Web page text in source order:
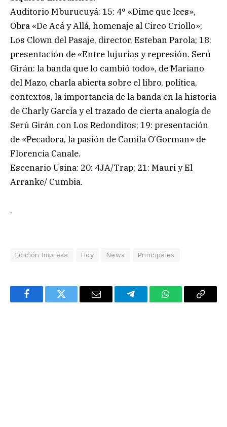
Auditorio Mburucuyá: 15: 4° «Dime que lees»,
Obra «De Acá y Allá, homenaje al Circo Criollo»;
Los Clown del Pasaje, director, Esteban Parola; 18:
presentación de «Entre lujurias y represión. Serú
Girán: la banda que lo cambió todo», de Mariano
del Mazo, charla abierta sobre el libro, política,
contextos, la importancia de la banda en la historia
de Charly García y el trazado de cierta analogía de
Serú Girán con Los Redonditos; 19: presentación
de «Pecadora, la pasión de Camila O’Gorman» de
Florencia Canale.
Escenario Usina: 20: 4JA/Trap; 21: Mauri y El
Arranke/ Cumbia.
.
Edición Impresa Hoy News Principales
FacebookTwitter Email TelegramWhatsAppCopy